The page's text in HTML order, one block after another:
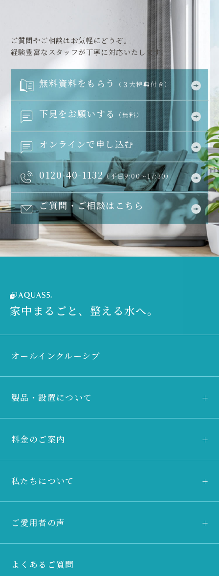
ご質問やご相談はお気軽にどうぞ。
経験豊富なスタッフが丁寧に対応いたします。
無料資料をもらう （３大特典付き）
下見をお願いする （無料）
オンラインで申し込む
0120-40-1132（平日9:00～17:30）
ご質問・ご相談はこちら
家中まるごと、整える水へ。
オールインクルーシブ
製品・設置について
料金のご案内
私たちについて
ご愛用者の声
よくあるご質問